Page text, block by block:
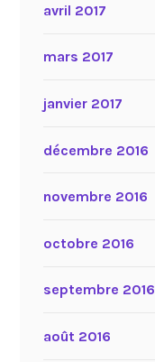
avril 2017
mars 2017
janvier 2017
décembre 2016
novembre 2016
octobre 2016
septembre 2016
août 2016